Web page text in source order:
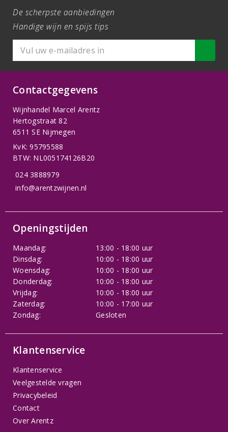
De scherpste aanbiedingen
Handige wijn en spijs tips
Contactgegevens
Wijnhandel Marcel Arentz
Hertogstraat 82
6511 SE Nijmegen
KvK: 95795588
BTW: NL005174126B20
024 3888979
info@arentzwijnen.nl
Openingstijden
Maandag:
13:00 - 18:00 uur
Dinsdag:
10:00 - 18:00 uur
Woensdag:
10:00 - 18:00 uur
Donderdag:
10:00 - 18:00 uur
Vrijdag:
10:00 - 18:00 uur
Zaterdag:
10:00 - 17:00 uur
Zondag:
Gesloten
Klantenservice
Klantenservice
Veelgestelde vragen
Privacybeleid
Contact
Over Arentz